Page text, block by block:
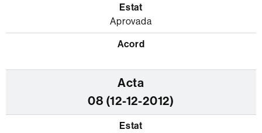
Aprovada
08 (12-12-2012)